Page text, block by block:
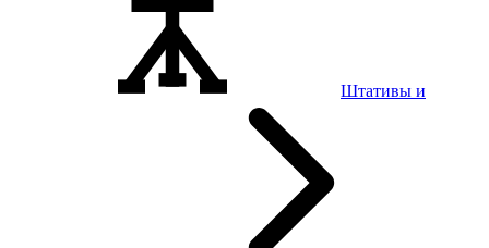
Штативы и